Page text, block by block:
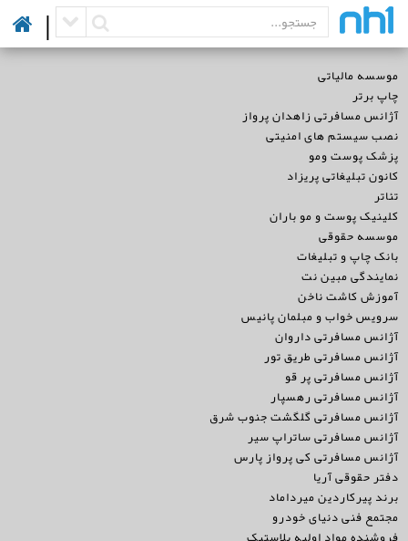
|
موسسه مالیاتی
چاپ برتر
آژانس مسافرتی زاهدان پرواز
نصب سیستم های امنیتی
پزشک پوست ومو
کانون تبلیغاتی پریزاد
تئاتر
کلینیک پوست و مو باران
موسسه حقوقی
بانک چاپ و تبلیغات
نمایندگی مبین نت
آموزش کاشت ناخن
سرویس خواب و مبلمان پانیس
آژانس مسافرتی داروان
آژانس مسافرتی طریق تور
آژانس مسافرتی پر قو
آژانس مسافرتی رهسپار
آژانس مسافرتی گلگشت جنوب شرق
آژانس مسافرتی ساتراپ سیر
آژانس مسافرتی کی پرواز پارس
دفتر حقوقی آریا
برند پیرکاردین میرداماد
مجتمع فنی دنیای خودرو